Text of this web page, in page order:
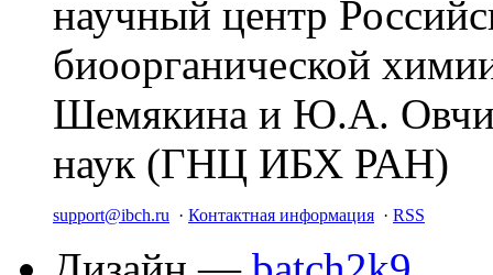
научный центр
биоорганической
Шемякина и Ю.А.
наук (ГНЦ ИБХ РАН)
support@ibch.ru · Контактная информация · RSS